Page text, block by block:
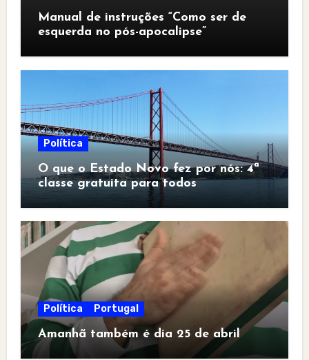
Manual de instruções “Como ser de
esquerda no pós-apocalipse”
Política
O que o Estado Novo fez por nós: 4ª
classe gratuita para todos
Política Portugal
Amanhã também é dia 25 de abril